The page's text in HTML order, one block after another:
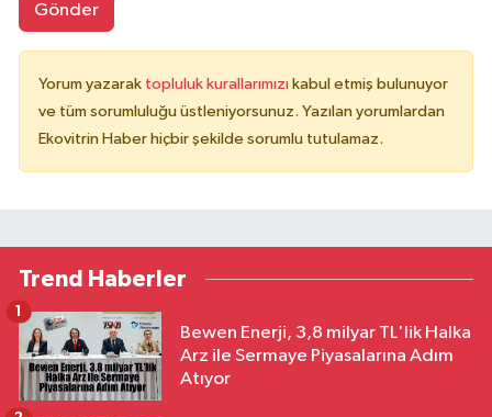
Gönder
Yorum yazarak topluluk kurallarımızı kabul etmiş bulunuyor
ve tüm sorumluluğu üstleniyorsunuz. Yazılan yorumlardan
Ekovitrin Haber hiçbir şekilde sorumlu tutulamaz.
Trend Haberler
Bewen Enerji, 3,8 milyar TL'lik Halka
Arz ile Sermaye Piyasalarına Adım
Atıyor
1